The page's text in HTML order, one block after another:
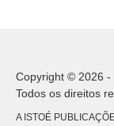
Copyright © 2026 -
Todos os direitos
A ISTOÉ